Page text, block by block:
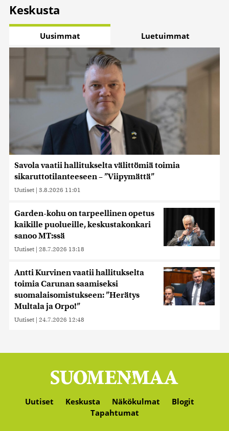
Keskusta
Uusimmat Luetuimmat
Savola vaatii hallitukselta välittömiä toimia
sikaruttotilanteeseen – ”Viipymättä”
Uutiset | 3.8.2026 11:01
Garden-kohu on tarpeellinen opetus
kaikille puolueille, keskustakonkari
sanoo MT:ssä
Uutiset | 28.7.2026 13:18
Antti Kurvinen vaatii hallitukselta
toimia Carunan saamiseksi
suomalaisomistukseen: ”Herätys
Multala ja Orpo!”
Uutiset | 24.7.2026 12:48
Uutiset Keskusta Näkökulmat
Blogit
Tapahtumat